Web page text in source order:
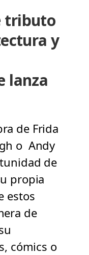
tributo
y
lanza
de Frida
o Andy
de
propia
estos
de
cómics o